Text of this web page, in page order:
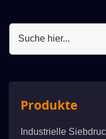
Produkte
Industrielle